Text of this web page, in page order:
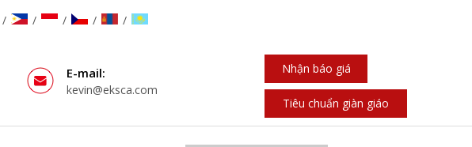
/ / / / /
E-mail:
kevin@eksca.com
Nhận báo giá
Tiêu chuẩn giàn giáo